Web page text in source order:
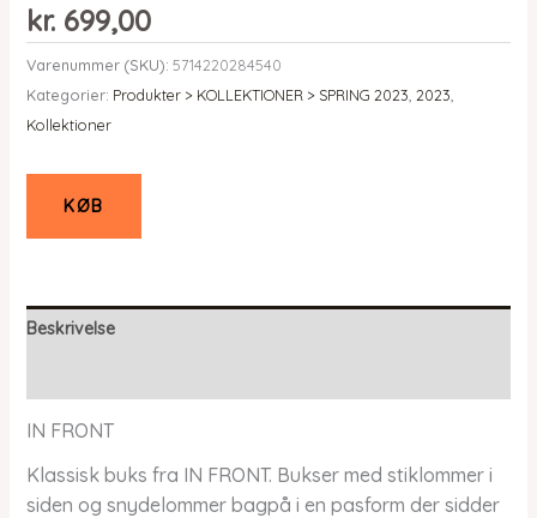
kr.699,00
Varenummer (SKU): 5714220284540
Kategorier: Produkter > KOLLEKTIONER > SPRING 2023 2023
Kollektioner
KØB
Beskrivelse
IN FRONT
Klassisk buks fra IN FRONT. Bukser med stiklommer i
siden og snydelommer bagpå i en pasform der sidder